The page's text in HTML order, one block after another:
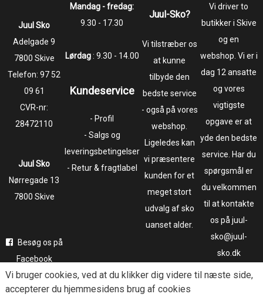
Juul Sko
​​​​​​​Adelgade 9
7800 Skive
Telefon:97 52
09 61
CVR-nr:
28472110
Juul Sko
​​​​​​​Nørregade 13
7800 Skive
Besøg os på
Facebook
Følg os på
Mandag - fredag:
9.30 - 17.30
Lørdag: 9.30 - 14.00
Kundeservice
- Profil
- Salgs og
leveringsbetingelser
- Retur & fragtlabel
Juul-Sko?
Vi tilstræber os
at kunne
tilbyde den
bedste service
- også på vores
webshop.
Ligeledes kan
vi præsentere
kunden for et
meget stort
udvalg af sko
uanset alder.
Vi driver to
butikker i Skive
og en
webshop. Vi er i
dag 12 ansatte
og vores
vigtigste
opgave er at
yde den bedste
service. Har du
spørgsmål er
du velkommen
til at kontakte
os på juul-
sko@juul-
sko.dk
Vi bruger cookies, ved at du klikker dig videre til næste side,
accepterer du hjemmesidens brug af cookies